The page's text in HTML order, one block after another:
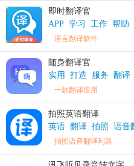
即时翻译官
APP 学习 工作 帮助
语言翻译软件
随身翻译官
实用
打造 服务 翻译
一款翻译应用
拍照英语翻译
英语 翻译 拍照 语音
拍照语音翻译利器